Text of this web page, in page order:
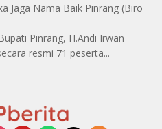
Jaga Nama Baik Pinrang (Biro
Pinrang, H.Andi Irwan
resmi 71 peserta...